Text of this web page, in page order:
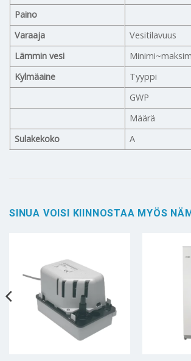
Paino
Varaaja
Vesitilavuus
Lämmin vesi
Kylmäaine
Tyyppi
GWP
Määrä
Sulakekoko
A
SINUA VOISI KIINNOSTAA MYÖS